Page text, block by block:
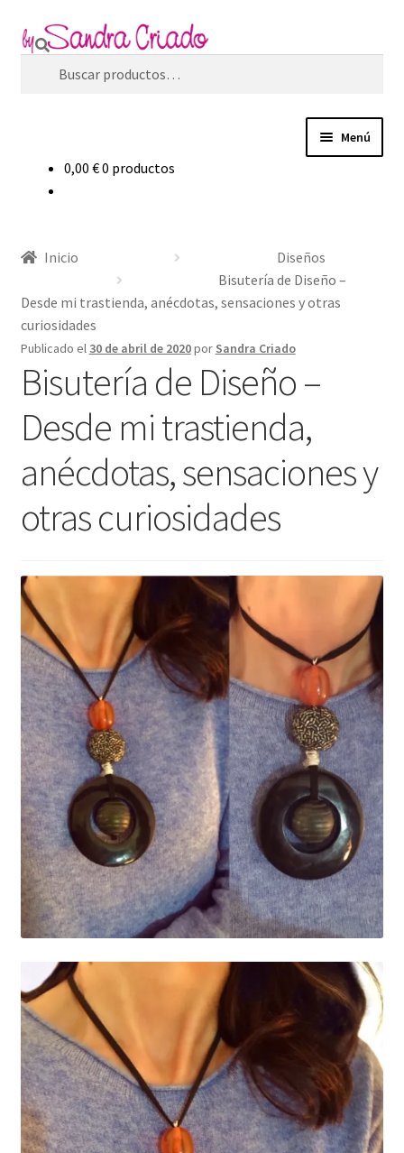
Ir
a
Ir
al
contenido
Buscar
Menú
Filosofía de marca
Contacto
Mi cuenta
0,00 €0 productos
Inicio
Diseños
Bisutería de Diseño –
Desde mi trastienda, anécdotas, sensaciones y otras
curiosidades
Publicado el 30 de abril de 2020por Sandra Criado
Bisutería de Diseño –
Desde mi trastienda,
anécdotas, sensaciones y
otras curiosidades